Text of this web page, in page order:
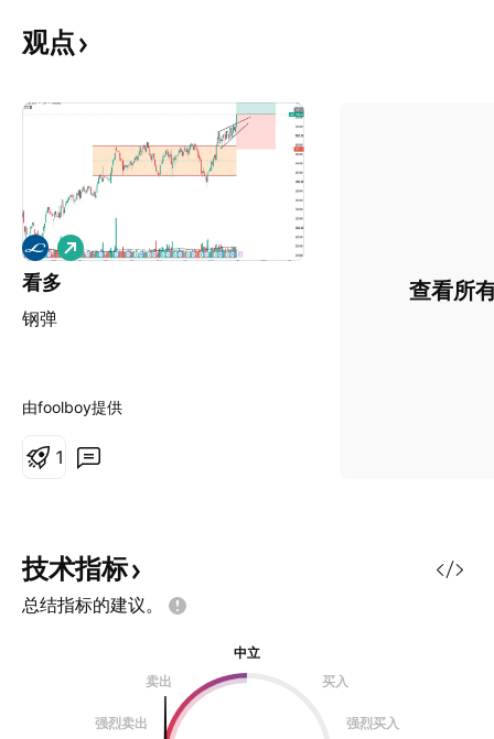
观点
看多
钢弹
做
多
由foolboy提供
1
查看所
技术指标
总结指标的建议。
中立
卖出
买入
强烈卖出 强烈买入